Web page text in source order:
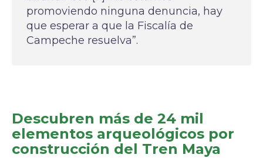
promoviendo ninguna denuncia, hay
que esperar a que la Fiscalía de
Campeche resuelva”.
Descubren más de 24 mil
elementos arqueológicos por
construcción del Tren Maya